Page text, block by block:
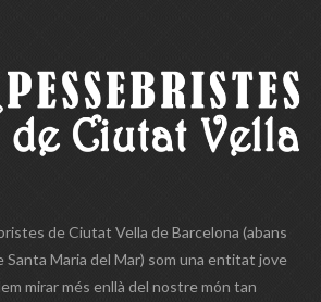
de Ciutat Vella de Barcelona (abans
Santa Maria del Mar) som una entitat jove
mirar més enllà del nostre món tan